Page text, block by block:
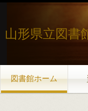
山形県立図書
図書館ホーム